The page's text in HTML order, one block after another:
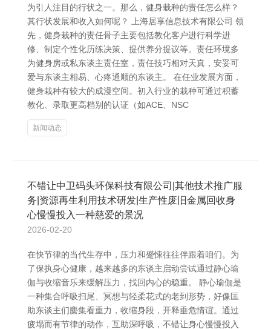
为引人注目的行状之一。那么，健身栽种的责任怎么样？
其行状发展和收入如何呢？ 上海居享信息技术有限公司 领
先，健身栽种的责任骨子主要包括教化客户进行科学进
修、制定个性化历练决策、提供养分提议等。责任环境多
为健身房或私东谈主责任室，责任技巧相对天真，安妥可
爱与东谈主相易、心疼通顺的东谈主。 在任业发展方面，
健身栽种有较大的成漫空间。初入行业的栽种可通过积蓄
教化、录取更高档别的认证（如ACE、NSC
新闻动态
不错让中卫码头环保科技有限公司|其他技术推广服
务|资源再生利用技术研发|生产性废旧金属回收身
心慢慢投入一种慈爱的景况
2026-02-20
在快节律的当代生存中，压力和蹙悚往往伴跟着咱们。为
了保执身心健康，越来越多的东谈主启动尝试通过静心瑜
伽与收缩音乐来缓解压力，找回内心的稳重。 静心瑜伽是
一种集合呼吸扫尾、冥想与轻柔花式的老到形势，好像匡
助东谈主们麇集看重力，收缩身段，开释垂危情谊。通过
疲塌而有节律的动作，互助深呼吸，不错让身心慢慢投入